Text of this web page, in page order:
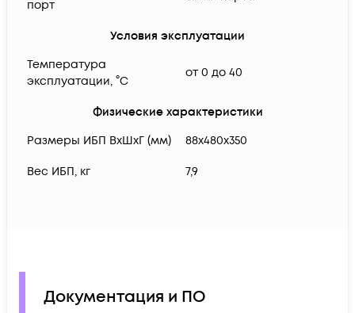
порт
Условия эксплуатации
Температура
эксплуатации, °C
от 0 до 40
Физические характеристики
Размеры ИБП ВхШхГ (мм)
88x480x350
Вес ИБП, кг 7,9
Документация и ПО